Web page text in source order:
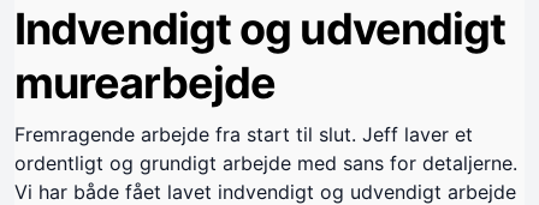
Indvendigt og udvendigt
murearbejde
Fremragende arbejde fra start til slut. Jeff laver et
ordentligt og grundigt arbejde med sans for detaljerne.
Vi har både fået lavet indvendigt og udvendigt arbejde